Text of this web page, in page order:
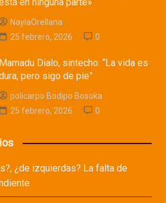
en ninguna parte»
NaylaOrellana
25 febrero, 2026
0
Mamadu Dialo, sintecho: “La vida es
pero sigo de pie”
policarpo Bodipo Bosoka
25 febrero, 2026
0
¿de izquierdas? La falta de